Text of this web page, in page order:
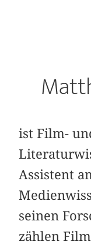
ist Film-
Assistent
seinen
zählen